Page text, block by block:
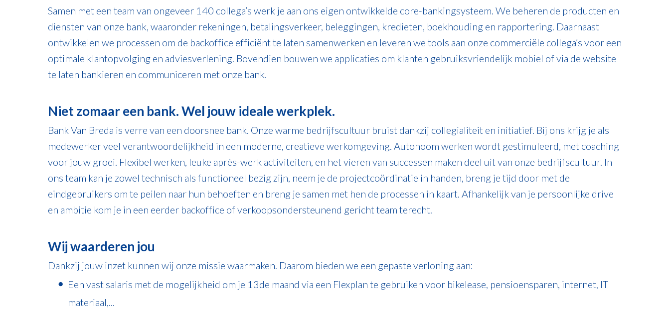
Samen met een team van ongeveer 140 collega’s werk je aan ons eigen ontwikkelde core-bankingsysteem. We beheren de producten en
diensten van onze bank, waaronder rekeningen, betalingsverkeer, beleggingen, kredieten, boekhouding en rapportering. Daarnaast
ontwikkelen we processen om de backoffice efficiënt te laten samenwerken en leveren we tools aan onze commerciële collega’s voor een
optimale klantopvolging en adviesverlening. Bovendien bouwen we applicaties om klanten gebruiksvriendelijk mobiel of via de website
te laten bankieren en communiceren met onze bank.
Niet zomaar een bank. Wel jouw ideale werkplek.
Bank Van Breda is verre van een doorsnee bank. Onze warme bedrijfscultuur bruist dankzij collegialiteit en initiatief. Bij ons krijg je als
medewerker veel verantwoordelijkheid in een moderne, creatieve werkomgeving. Autonoom werken wordt gestimuleerd, met coaching
voor jouw groei. Flexibel werken, leuke après-werk activiteiten, en het vieren van successen maken deel uit van onze bedrijfscultuur. In
ons team kan je zowel technisch als functioneel bezig zijn, neem je de projectcoördinatie in handen, breng je tijd door met de
eindgebruikers om te peilen naar hun behoeften en breng je samen met hen de processen in kaart. Afhankelijk van je persoonlijke drive
en ambitie kom je in een eerder backoffice of verkoopsondersteunend gericht team terecht.
Wij waarderen jou
Dankzij jouw inzet kunnen wij onze missie waarmaken. Daarom bieden we een gepaste verloning aan:
Een vast salaris met de mogelijkheid om je 13de maand via een Flexplan te gebruiken voor bikelease, pensioensparen, internet, IT
materiaal,...